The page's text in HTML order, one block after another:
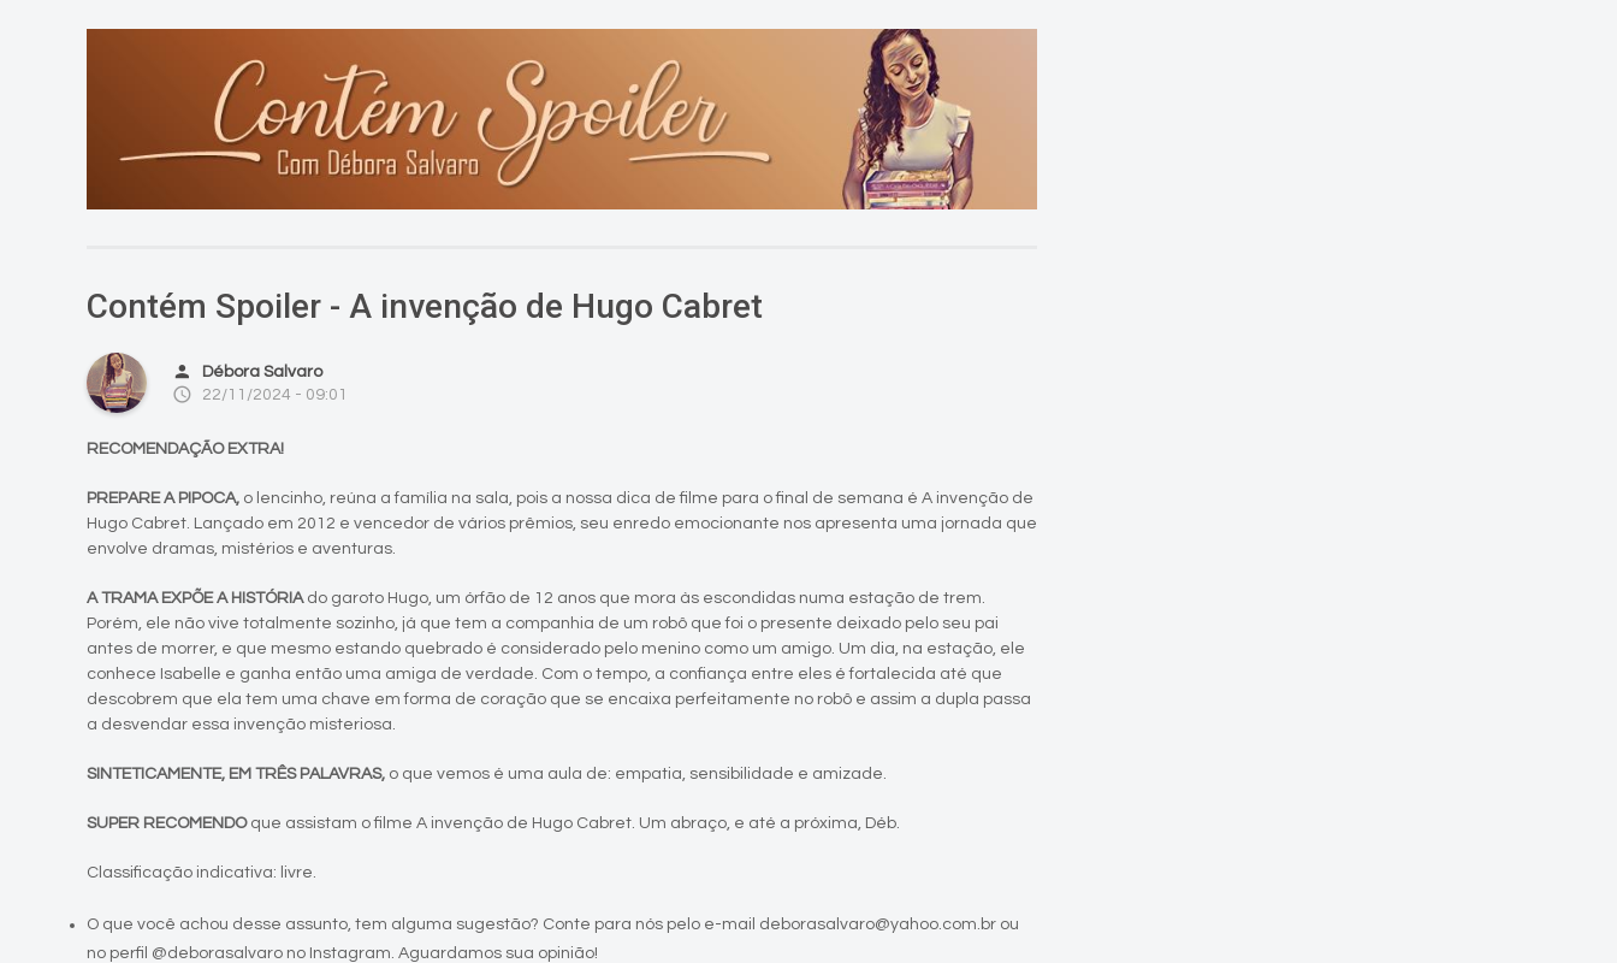
Contém Spoiler - A invenção de Hugo Cabret
person Débora Salvaro
access_time 22/11/2024 - 09:01
RECOMENDAÇÃO EXTRA!
PREPARE A PIPOCA, o lencinho, reúna a família na sala, pois a nossa dica de filme para o final de semana é A invenção de
Hugo Cabret. Lançado em 2012 e vencedor de vários prêmios, seu enredo emocionante nos apresenta uma jornada que
envolve dramas, mistérios e aventuras.
A TRAMA EXPÕE A HISTÓRIAdo garoto Hugo, um órfão de 12 anos que mora às escondidas numa estação de trem.
Porém, ele não vive totalmente sozinho, já que tem a companhia de um robô que foi o presente deixado pelo seu pai
antes de morrer, e que mesmo estando quebrado é considerado pelo menino como um amigo. Um dia, na estação, ele
conhece Isabelle e ganha então uma amiga de verdade. Com o tempo, a confiança entre eles é fortalecida até que
descobrem que ela tem uma chave em forma de coração que se encaixa perfeitamente no robô e assim a dupla passa
a desvendar essa invenção misteriosa.
SINTETICAMENTE, EM TRÊS PALAVRAS, o que vemos é uma aula de: empatia, sensibilidade e amizade.
SUPER RECOMENDOque assistam o filme A invenção de Hugo Cabret. Um abraço, e até a próxima, Déb.
Classificação indicativa: livre.
O que você achou desse assunto, tem alguma sugestão? Conte para nós pelo e-mail deborasalvaro@yahoo.com.br ou
no perfil @deborasalvaro no Instagram. Aguardamos sua opinião!